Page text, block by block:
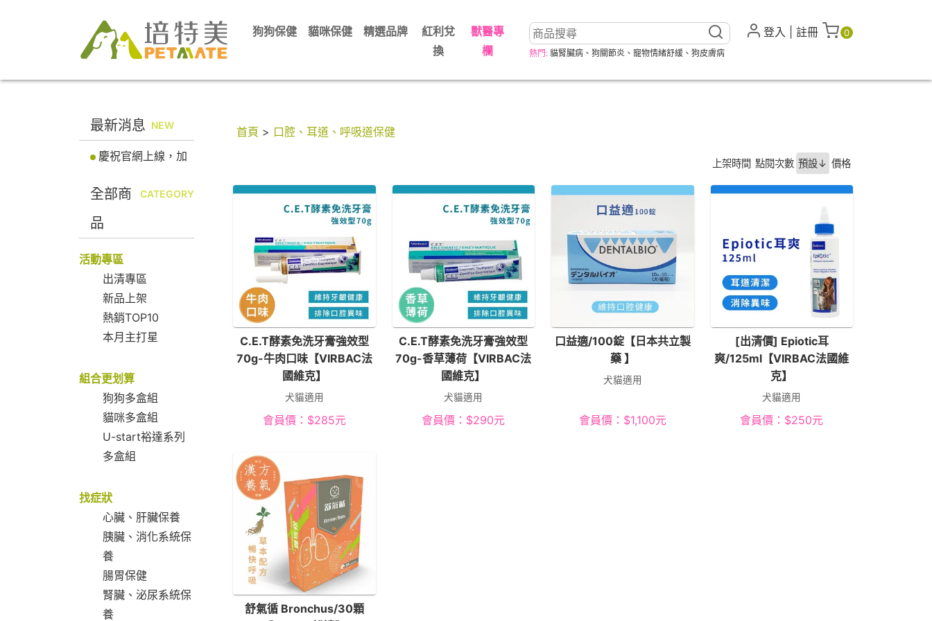
狗狗保健 貓咪保健 精選品牌
紅利兌
換
獸醫專
欄
熱門: 貓腎臟病 、 狗關節炎 、 寵物情緒舒緩 、 狗皮膚病
登入 註冊 0
最新消息 NEW
慶祝官網上線，加
折價券! 馬上註冊會
員
全部商
品
CATEGORY
活動專區
出清專區
新品上架
熱銷TOP10
本月主打星
組合更划算
狗狗多盒組
貓咪多盒組
U-start裕達系列
多盒組
找症狀
心臟、肝臟保養
胰臟、消化系統保
養
腸胃保健
腎臟、泌尿系統保
養
首頁 > 口腔、耳道、呼吸道保健
上架時間 點閱次數 預設↓ 價格
C.E.T酵素免洗牙膏強效型
70g-牛肉口味【VIRBAC法
國維克】
犬貓適用
會員價： $285元
C.E.T酵素免洗牙膏強效型
70g-香草薄荷【VIRBAC法
國維克】
犬貓適用
會員價： $290元
口益適/100錠【日本共立製
藥 】
犬貓適用
會員價： $1,100元
[出清價] Epiotic耳
爽/125ml【VIRBAC法國維
克】
犬貓適用
會員價： $250元
舒氣循 Bronchus/30顆